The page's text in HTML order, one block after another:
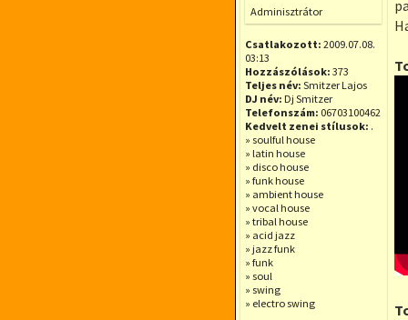
Adminisztrátor
Csatlakozott: 2009.07.08.
03:13
Hozzászólások: 373
Teljes név: Smitzer Lajos
DJ név: Dj Smitzer
Telefonszám: 06703100462
Kedvelt zenei stílusok: .
» soulful house
» latin house
» disco house
» funk house
» ambient house
» vocal house
» tribal house
» acid jazz
» jazz funk
» funk
» soul
» swing
» electro swing